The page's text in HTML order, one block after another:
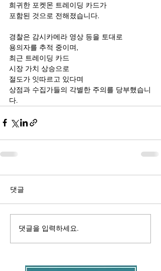
희귀한 포켓몬 트레이딩 카드가
포함된 것으로 전해졌습니다.
경찰은 감시카메라 영상 등을 토대로
용의자를 추적 중이며,
최근 트레이딩 카드
시장 가치 상승으로
절도가 잇따르고 있다며
상점과 수집가들의 각별한 주의를 당부했습니
다.
댓글
댓글을 입력하세요.